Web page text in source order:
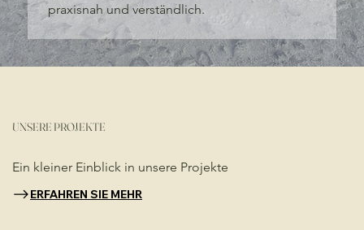
praxisnah und verständlich.
UNSERE PROJEKTE
Ein kleiner Einblick in unsere Projekte​
ERFAHREN SIE MEHR